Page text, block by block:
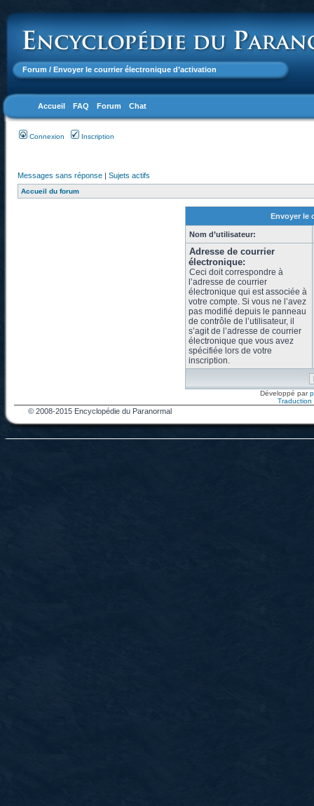
Forum / Envoyer le courrier électronique d’activation
Accueil FAQ Forum Chat
Connexion Inscription
Messages sans réponse | Sujets actifs
Accueil du forum
Envoyer le
Nom d’utilisateur:
Adresse de courrier
électronique:
Ceci doit correspondre à
l’adresse de courrier
électronique qui est associée à
votre compte. Si vous ne l’avez
pas modifié depuis le panneau
de contrôle de l’utilisateur, il
s’agit de l’adresse de courrier
électronique que vous avez
spécifiée lors de votre
inscription.
Développé par
Traduction
© 2008-2015 Encyclopédie du Paranormal